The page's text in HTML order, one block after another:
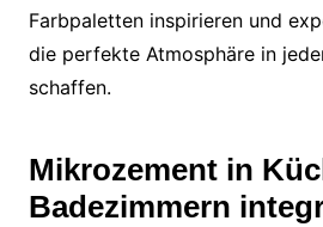
Farbpaletten inspirieren und
die perfekte Atmosphäre in
schaffen.
Mikrozement in
Badezimmern